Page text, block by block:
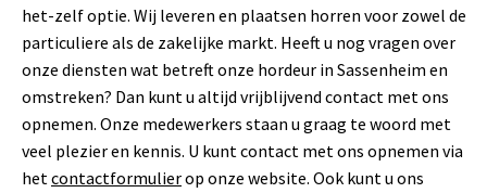
het-zelf optie. Wij leveren en plaatsen horren voor zowel de
particuliere als de zakelijke markt. Heeft u nog vragen over
onze diensten wat betreft onze hordeur in Sassenheim en
omstreken? Dan kunt u altijd vrijblijvend contact met ons
opnemen. Onze medewerkers staan u graag te woord met
veel plezier en kennis. U kunt contact met ons opnemen via
hetcontactformulierop onze website. Ook kunt u ons